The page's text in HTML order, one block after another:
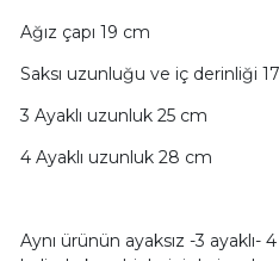
Ağız çapı 19 cm
Saksı uzunluğu ve iç derinliği
3 Ayaklı uzunluk 25 cm
4 Ayaklı uzunluk 28 cm
Aynı ürünün ayaksız -3 ayaklı-